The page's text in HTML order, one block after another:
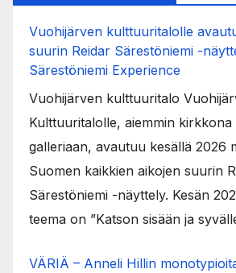
Vuohijärven kulttuuritalolle
suurin Reidar Särestöniemi -
Särestöniemi Experience
Vuohijärven kulttuuritalo
Kulttuuritalolle, aiemmin kirkkona
galleriaan, avautuu kesällä 2026
Suomen kaikkien aikojen suurin
Särestöniemi -näyttely. Kesän
teema on ”Katson sisään ja
VÄRIÄ – Anneli Hillin